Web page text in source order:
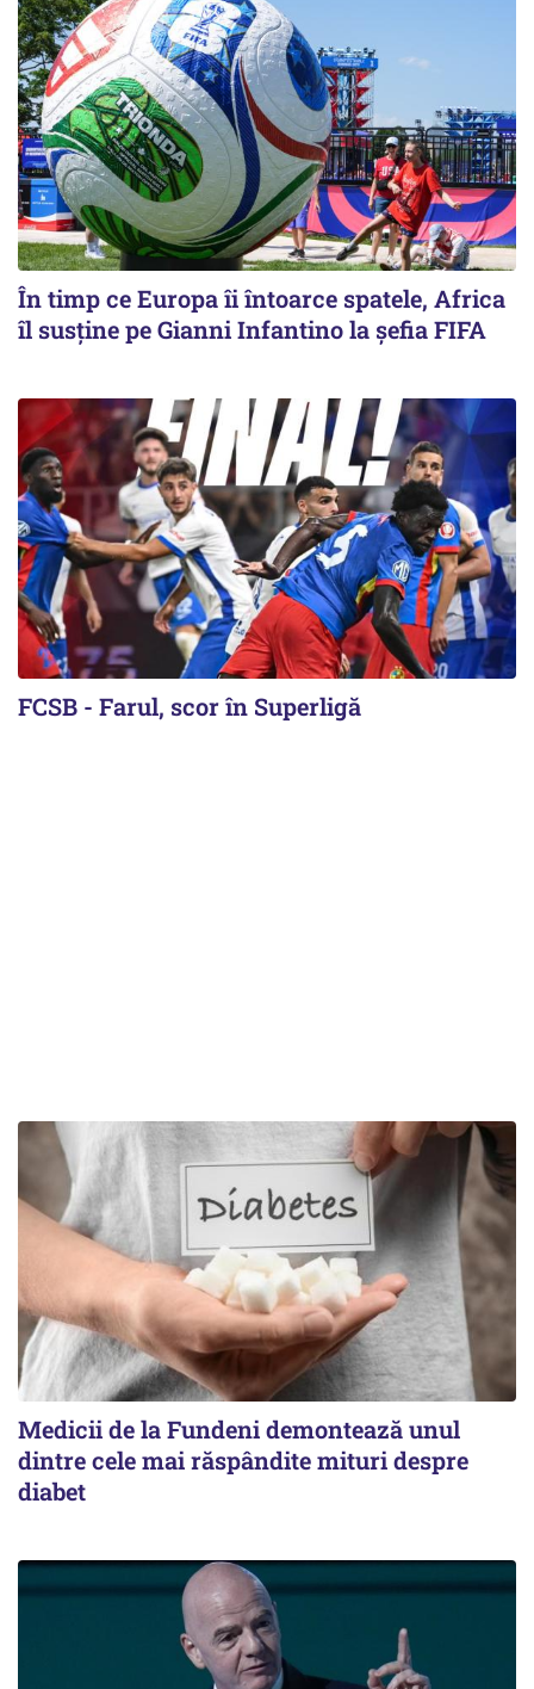
În timp ce Europa îi întoarce spatele, Africa
îl susține pe Gianni Infantino la șefia FIFA
FCSB - Farul, scor în Superligă
Medicii de la Fundeni demontează unul
dintre cele mai răspândite mituri despre
diabet